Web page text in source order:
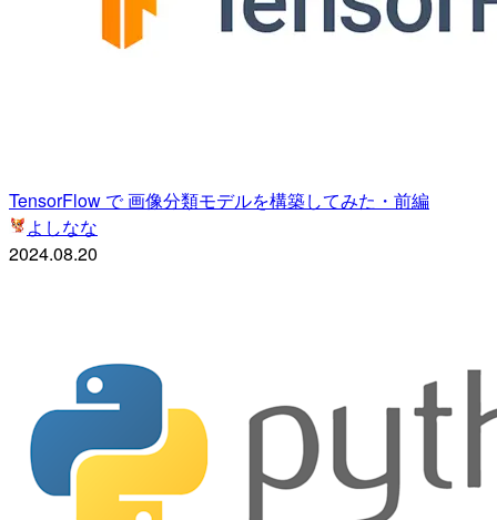
TensorFlow で 画像分類モデルを構築してみた・前編
よしなな
2024.08.20